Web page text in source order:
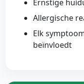
Ernstige
Allergische
Elk
beïnvloedt